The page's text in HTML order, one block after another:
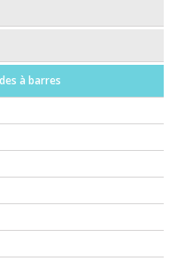
à barres